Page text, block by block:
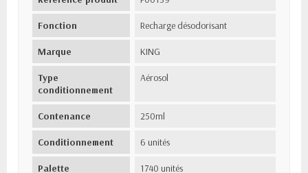
Fonction Recharge désodorisant
Marque KING
Type
conditionnement
Aérosol
Contenance 250ml
Conditionnement 6 unités
Palette 1740 unités